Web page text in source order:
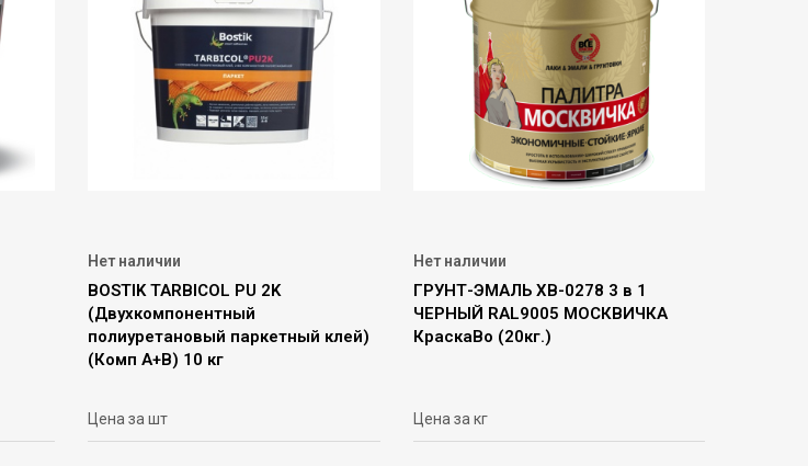
Нет наличии
BOSTIK TARBICOL PU 2K
(Двухкомпонентный
полиуретановый паркетный клей)
(Комп А+В) 10 кг
Цена за шт
Нет наличии
ГРУНТ-ЭМАЛЬ ХВ-0278 3 в 1
ЧЕРНЫЙ RAL9005 МОСКВИЧКА
КраскаВо (20кг.)
Цена за кг